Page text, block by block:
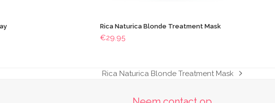
Rica Naturica Blonde Treatment Mask
€29.95
next
Rica Naturica Blonde Treatment Mask